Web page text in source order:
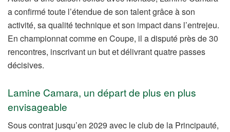
a confirmé toute l’étendue de son talent grâce à son
activité, sa qualité technique et son impact dans l’entrejeu.
En championnat comme en Coupe, il a disputé près de 30
rencontres, inscrivant un but et délivrant quatre passes
décisives.
Lamine Camara, un départ de plus en plus
envisageable
Sous contrat jusqu’en 2029 avec le club de la Principauté,